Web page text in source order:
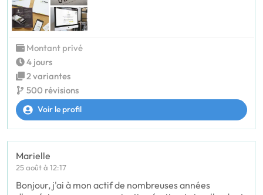
Montant privé
4 jours
2 variantes
500 révisions
Voir le profil
Marielle
25 août à 12:17
Bonjour, j'ai à mon actif de nombreuses années